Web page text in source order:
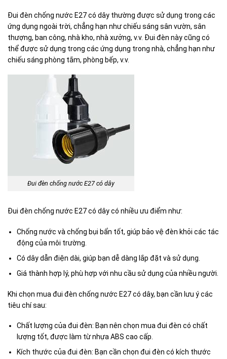
Đui đèn chống nước E27 có dây thường được sử dụng trong các
ứng dụng ngoài trời, chẳng hạn như chiếu sáng sân vườn, sân
thượng, ban công, nhà kho, nhà xưởng, v.v. Đui đèn này cũng có
thể được sử dụng trong các ứng dụng trong nhà, chẳng hạn như
chiếu sáng phòng tắm, phòng bếp, v.v.
Đui đèn chống nước E27 có dây
Đui đèn chống nước E27 có dây có nhiều ưu điểm như:
Chống nước và chống bụi bẩn tốt, giúp bảo vệ đèn khỏi các tác
động của môi trường.
Có dây dẫn điện dài, giúp bạn dễ dàng lắp đặt và sử dụng.
Giá thành hợp lý, phù hợp với nhu cầu sử dụng của nhiều người.
Khi chọn mua đui đèn chống nước E27 có dây, bạn cần lưu ý các
tiêu chí sau:
Chất lượng của đui đèn: Bạn nên chọn mua đui đèn có chất
lượng tốt, được làm từ nhựa ABS cao cấp.
Kích thước của đui đèn: Bạn cần chọn đui đèn có kích thước